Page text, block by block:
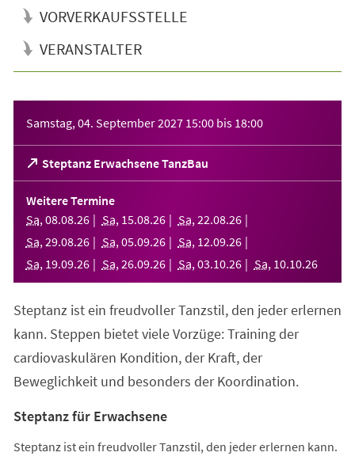
VORVERKAUFSSTELLE
VERANSTALTER
Samstag, 04. September 2027 15:00 bis 18:00
Steptanz Erwachsene TanzBau
(Öffnet
in
einem
neuen
Tab)
Weitere Termine
Sa, 08.08.26 Sa, 15.08.26 Sa, 22.08.26
Sa, 29.08.26 Sa, 05.09.26 Sa, 12.09.26
Sa, 19.09.26 Sa, 26.09.26 Sa, 03.10.26 Sa, 10.10.26
Steptanz ist ein freudvoller Tanzstil, den jeder erlernen
kann. Steppen bietet viele Vorzüge: Training der
cardiovaskulären Kondition, der Kraft, der
Beweglichkeit und besonders der Koordination.
Steptanz für Erwachsene
Steptanz ist ein freudvoller Tanzstil, den jeder erlernen kann.